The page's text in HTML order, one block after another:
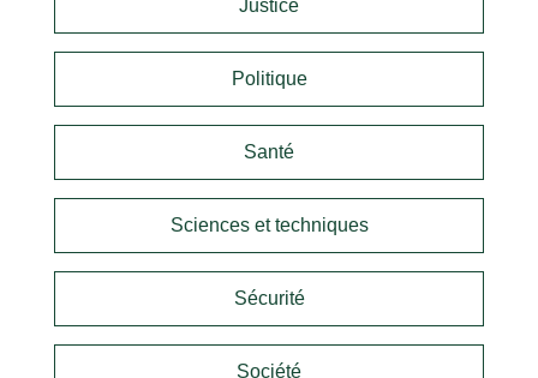
Justice
Politique
Santé
Sciences et techniques
Sécurité
Société